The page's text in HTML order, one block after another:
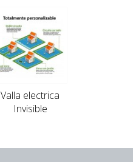
Valla electrica
Invisible